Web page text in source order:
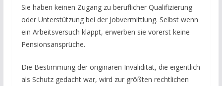
Sie haben keinen Zugang zu beruflicher Qualifizierung
oder Unterstützung bei der Jobvermittlung. Selbst wenn
ein Arbeitsversuch klappt, erwerben sie vorerst keine
Pensionsansprüche.
Die Bestimmung der originären Invalidität, die eigentlich
als Schutz gedacht war, wird zur größten rechtlichen